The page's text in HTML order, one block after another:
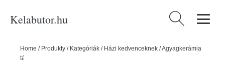
Kelabutor.hu Keresés:
Home / Produkty / Kategóriák / Házi kedvenceknek /Agyagkerámia
tálka kisállatoknak ø 21 cm – Casafina